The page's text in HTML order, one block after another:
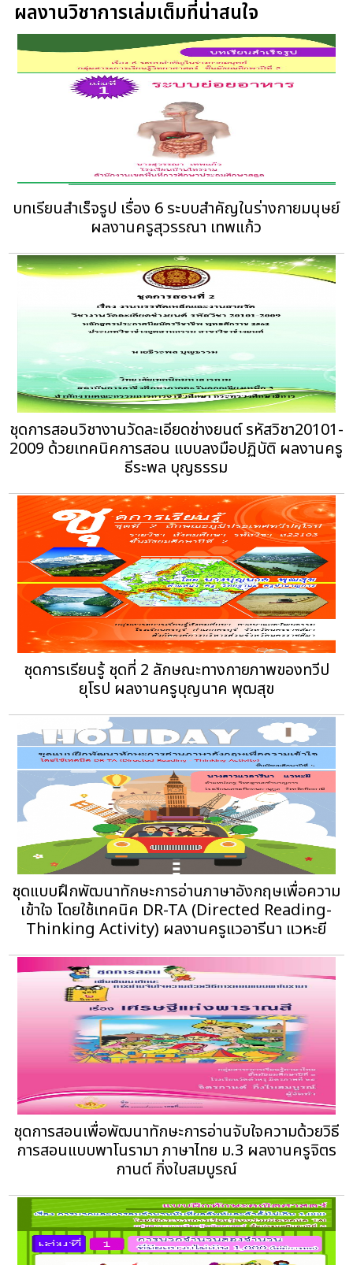
ผลงานวิชาการเล่มเต็มที่น่าสนใจ
บทเรียนสำเร็จรูป เรื่อง 6 ระบบสำคัญในร่างกายมนุษย์
ผลงานครูสุวรรณา เทพแก้ว
ชุดการสอนวิชางานวัดละเอียดช่างยนต์ รหัสวิชา20101-
2009 ด้วยเทคนิคการสอน แบบลงมือปฏิบัติ ผลงานครู
ธีระพล บุญธรรม
ชุดการเรียนรู้ ชุดที่ 2 ลักษณะทางกายภาพของทวีป
ยุโรป ผลงานครูบุญนาค พุฒสุข
ชุดแบบฝึกพัฒนาทักษะการอ่านภาษาอังกฤษเพื่อความ
เข้าใจ โดยใช้เทคนิค DR-TA (Directed Reading-
Thinking Activity) ผลงานครูแวอารีนา แวหะยี
ชุดการสอนเพื่อพัฒนาทักษะการอ่านจับใจความด้วยวิธี
การสอนแบบพาโนรามา ภาษาไทย ม.3 ผลงานครูจิตร
กานต์ กิ่งใบสมบูรณ์